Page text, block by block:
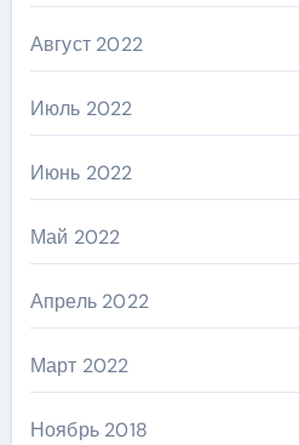
Август 2022
Июль 2022
Июнь 2022
Май 2022
Апрель 2022
Март 2022
Ноябрь 2018